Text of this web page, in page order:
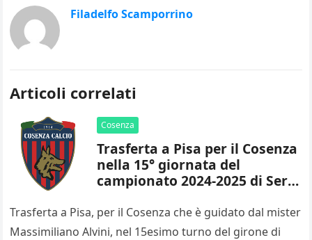
Filadelfo Scamporrino
Articoli correlati
Cosenza
Trasferta a Pisa per il Cosenza
nella 15° giornata del
campionato 2024-2025 di Serie
Trasferta a Pisa, per il Cosenza che è guidato dal mister
Massimiliano Alvini, nel 15esimo turno del girone di